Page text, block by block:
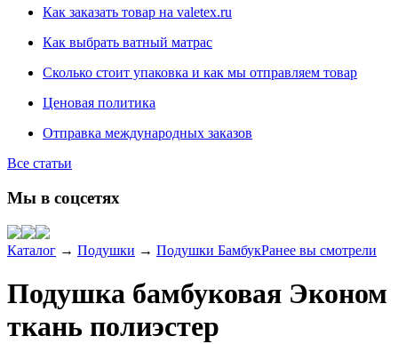
Как заказать товар на valetex.ru
Как выбрать ватный матрас
Сколько стоит упаковка и как мы отправляем товар
Ценовая политика
Отправка международных заказов
Все статьи
Мы в соцсетях
Каталог → Подушки → Подушки БамбукРанее вы смотрели
Подушка бамбуковая Эконом
ткань полиэстер